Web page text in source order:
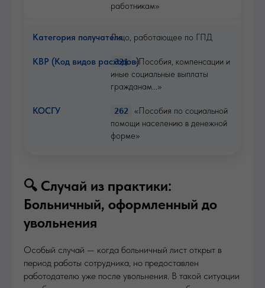
работникам»
Лицо, работающее по ГПД
321 «Пособия, компенсации и
иные социальные выплаты
гражданам...»
262
«Пособия по социальной
помощи населению в денежной
форме»
🔍 Случай из практики:
Больничный, оформленный до
увольнения
Особый случай — когда больничный лист открыт в
период работы сотрудника, но предоставлен
работодателю уже после увольнения. В такой ситуации